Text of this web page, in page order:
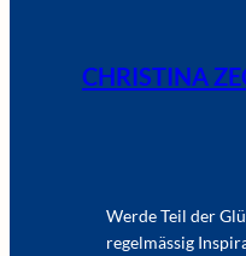
CHRISTINA
Werde Teil der
regelmässig